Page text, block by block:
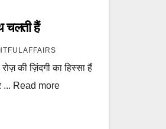
चलती हैं
की ज़िंदगी का हिस्सा हैं
... Read more